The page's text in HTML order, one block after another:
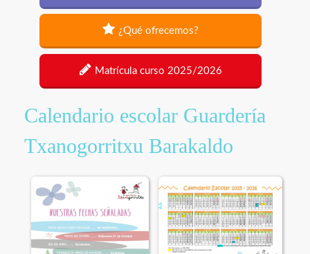
¿Qué ofrecemos?
Matrícula curso 2025/2026
Calendario escolar Guardería
Txanogorritxu Barakaldo